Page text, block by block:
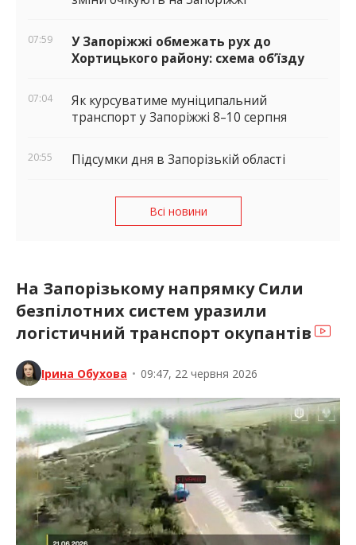
07:59
У Запоріжжі обмежать рух до
Хортицького району: схема об’їзду
07:04
Як курсуватиме муніципальний
транспорт у Запоріжжі 8–10 серпня
20:55 Підсумки дня в Запорізькій області
Всі новини
На Запорізькому напрямку Сили
безпілотних систем уразили
логістичний транспорт окупантів
Ірина Обухова • 09:47, 22 червня 2026